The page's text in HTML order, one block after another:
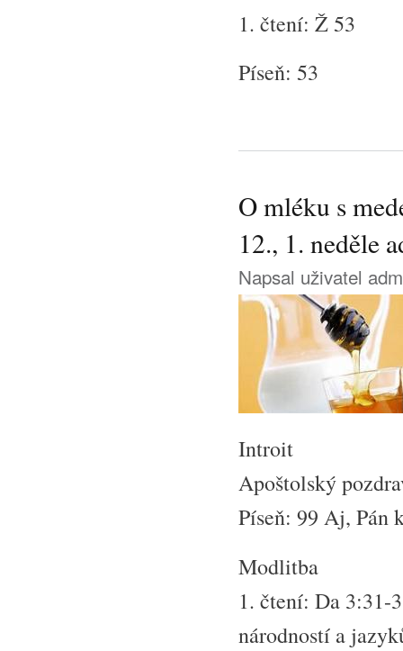
1. čtení: Ž 53
Píseň: 53
O mléku s
12., 1. neděle
Napsal uživatel
Introit
Apoštolský
Píseň: 99 Aj, Pán
Modlitba
1. čtení: Da 3:31-
národností a